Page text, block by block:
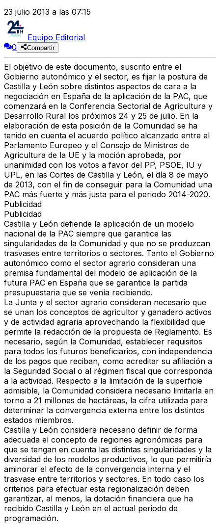
23 julio 2013 a las 07:15
Equipo Editorial
0
Compartir
El objetivo de este documento, suscrito entre el
Gobierno autonómico y el sector, es fijar la postura de
Castilla y León sobre distintos aspectos de cara a la
negociación en España de la aplicación de la PAC, que
comenzará en la Conferencia Sectorial de Agricultura y
Desarrollo Rural los próximos 24 y 25 de julio. En la
elaboración de esta posición de la Comunidad se ha
tenido en cuenta el acuerdo político alcanzado entre el
Parlamento Europeo y el Consejo de Ministros de
Agricultura de la UE y la moción aprobada, por
unanimidad con los votos a favor del PP, PSOE, IU y
UPL, en las Cortes de Castilla y León, el día 8 de mayo
de 2013, con el fin de conseguir para la Comunidad una
PAC más fuerte y más justa para el periodo 2014-2020.
Publicidad
Publicidad
Castilla y León defiende la aplicación de un modelo
nacional de la PAC siempre que garantice las
singularidades de la Comunidad y que no se produzcan
trasvases entre territorios o sectores. Tanto el Gobierno
autonómico como el sector agrario consideran una
premisa fundamental del modelo de aplicación de la
futura PAC en España que se garantice la partida
presupuestaria que se venía recibiendo.
La Junta y el sector agrario consideran necesario que
se unan los conceptos de agricultor y ganadero activos
y de actividad agraria aprovechando la flexibilidad que
permite la redacción de la propuesta de Reglamento. Es
necesario, según la Comunidad, establecer requisitos
para todos los futuros beneficiarios, con independencia
de los pagos que reciban, como acreditar su afiliación a
la Seguridad Social o al régimen fiscal que corresponda
a la actividad. Respecto a la limitación de la superficie
admisible, la Comunidad considera necesario limitarla en
torno a 21 millones de hectáreas, la cifra utilizada para
determinar la convergencia externa entre los distintos
estados miembros.
Castilla y León considera necesario definir de forma
adecuada el concepto de regiones agronómicas para
que se tengan en cuenta las distintas singularidades y la
diversidad de los modelos productivos, lo que permitiría
aminorar el efecto de la convergencia interna y el
trasvase entre territorios y sectores. En todo caso los
criterios para efectuar esta regionalización deben
garantizar, al menos, la dotación financiera que ha
recibido Castilla y León en el actual periodo de
programación.